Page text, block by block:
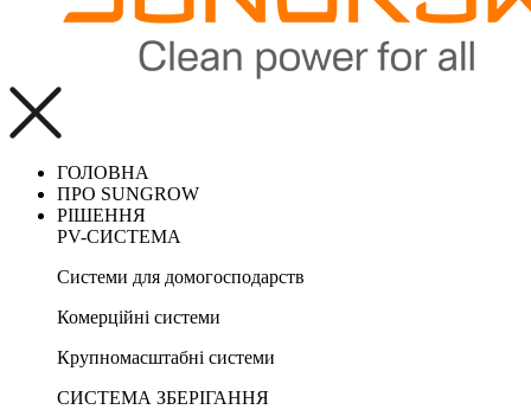
ГОЛОВНА
ПРО SUNGROW
РІШЕННЯ
PV-СИСТЕМА
Системи для домогосподарств
Комерційні системи
Крупномасштабні системи
СИСТЕМА ЗБЕРІГАННЯ